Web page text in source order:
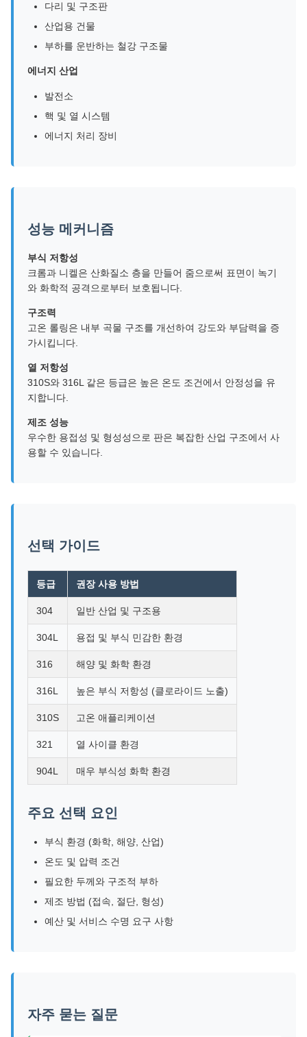
다리 및 구조판
산업용 건물
부하를 운반하는 철강 구조물
에너지 산업
발전소
핵 및 열 시스템
에너지 처리 장비
성능 메커니즘
부식 저항성
크롬과 니켈은 산화질소 층을 만들어 줌으로써 표면이 녹기
와 화학적 공격으로부터 보호됩니다.
구조력
고온 롤링은 내부 곡물 구조를 개선하여 강도와 부담력을 증
가시킵니다.
열 저항성
310S와 316L 같은 등급은 높은 온도 조건에서 안정성을 유
지합니다.
제조 성능
우수한 용접성 및 형성성으로 판은 복잡한 산업 구조에서 사
용할 수 있습니다.
선택 가이드
등급 권장 사용 방법
304 일반 산업 및 구조용
304L 용접 및 부식 민감한 환경
316 해양 및 화학 환경
316L 높은 부식 저항성 (클로라이드 노출)
310S 고온 애플리케이션
321 열 사이클 환경
904L 매우 부식성 화학 환경
주요 선택 요인
부식 환경 (화학, 해양, 산업)
온도 및 압력 조건
필요한 두께와 구조적 부하
제조 방법 (접속, 절단, 형성)
예산 및 서비스 수명 요구 사항
자주 묻는 질문